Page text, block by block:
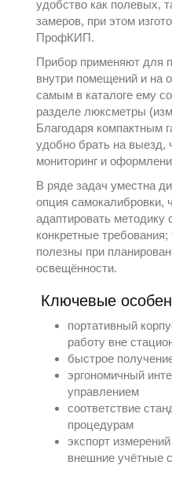
удобство как полевых,
замеров, при этом
ПрофКИП.
Прибор применяют для
внутри помещений и на
самым в каталоге ему
разделе люксметры
Благодаря компактным
удобно брать на выезд,
мониторинг и
В ряде задач уместна
опция самокалибровки,
адаптировать
конкретные
полезны при
освещённости.
Ключевые
портативный
работу вне
быстрое
эргономичный
управлением
соответствие
процедурам
экспорт
внешние учётные